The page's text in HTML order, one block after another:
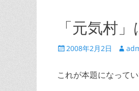
ュ
「元気村
投 2008年2月2日
投
これが本題になって